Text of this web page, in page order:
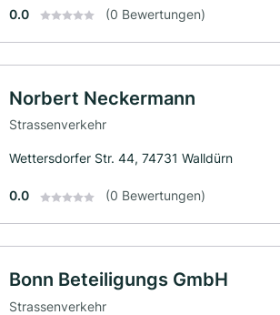
0.0 (0 Bewertungen)
Norbert Neckermann
Strassenverkehr
Wettersdorfer Str. 44, 74731 Walldürn
0.0 (0 Bewertungen)
Bonn Beteiligungs GmbH
Strassenverkehr